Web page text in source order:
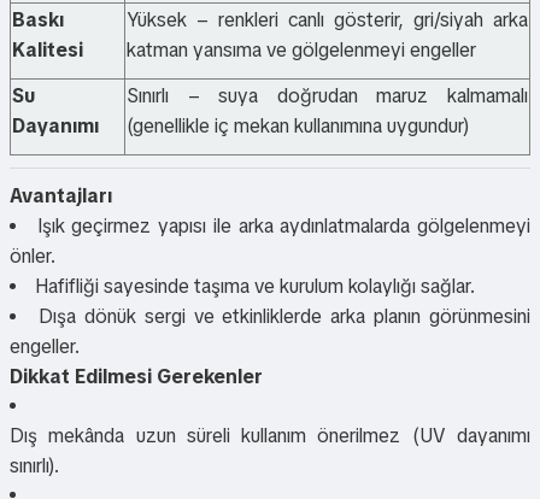
Baskı
Kalitesi
Yüksek – renkleri canlı gösterir, gri/siyah arka
katman yansıma ve gölgelenmeyi engeller
Su
Dayanımı
Sınırlı – suya doğrudan maruz kalmamalı
(genellikle iç mekan kullanımına uygundur)
Avantajları
Işık geçirmez yapısı ile arka aydınlatmalarda gölgelenmeyi
önler.
Hafifliği sayesinde taşıma ve kurulum kolaylığı sağlar.
Dışa dönük sergi ve etkinliklerde arka planın görünmesini
engeller.
Dikkat Edilmesi Gerekenler
Dış mekânda uzun süreli kullanım önerilmez (UV dayanımı
sınırlı).